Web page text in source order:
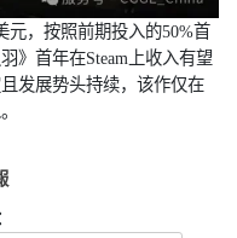
元，按照前期投入的50%首
》首年在Steam上收入有望
发展势头持续，该作仅在